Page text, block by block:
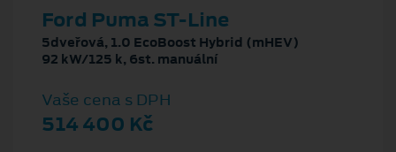
Ford Puma ST-Line
5dveřová, 1.0 EcoBoost Hybrid (mHEV)
92 kW/125 k, 6st. manuální
Vaše cena s DPH
514 400 Kč